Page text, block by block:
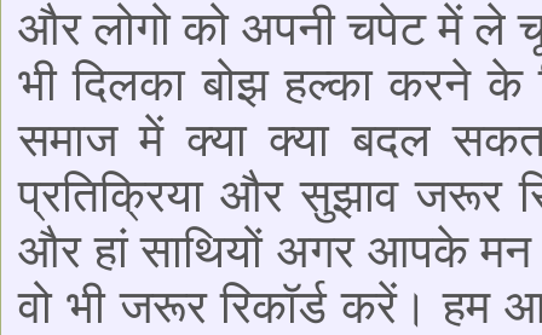
और लोगो को अपनी चपेट में ले
भी दिलका बोझ हल्का करने के
समाज में क्या क्या बदल
प्रतिक्रिया और सुझाव जरूर
और हां साथियों अगर आपके
वो भी जरूर रिकॉर्ड करें।